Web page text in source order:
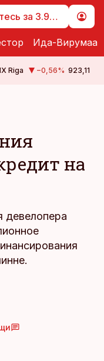
Подпишитесь за 3.99 €
Ида-Вирумаа
Riga −0,56% 923,11
на
девелопера